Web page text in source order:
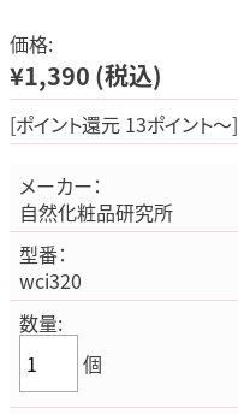
価格:
¥1,390 (税込)
[ポイント還元 13ポイント～]
メーカー：
自然化粧品研究所
型番：
wci320
数量:
個